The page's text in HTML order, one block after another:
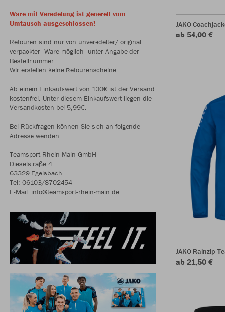
Ware mit Veredelung ist generell vom
Umtausch ausgeschlossen!
Retouren sind nur von unveredelter/ original
verpackter Ware möglich unter Angabe der
Bestellnummer .
Wir erstellen keine Retourenscheine.
Ab einem Einkaufswert von 100€ ist der Versand
kostenfrei. Unter diesem Einkaufswert liegen die
Versandkosten bei 5,99€.
Bei Rückfragen können Sie sich an folgende
Adresse wenden:
Teamsport Rhein Main GmbH
Dieselstraße 4
63329 Egelsbach
Tel: 06103/8702454
E-Mail: info@teamsport-rhein-main.de
JAKO
ab 54,00 €
JAKO Rainzip
ab 21,50 €